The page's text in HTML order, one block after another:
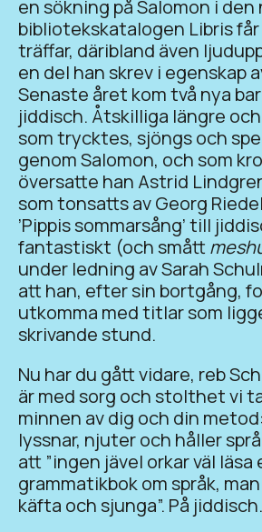
en sökning på Salomon i
bibliotekskatalogen Libris får
träffar, däribland även
en del han skrev i egenskap
Senaste året kom två nya
jiddisch. Åtskilliga längre
som trycktes, sjöngs och
genom Salomon, och som
översatte han Astrid
som tonsatts av Georg
’Pippis sommarsång’ till
fantastiskt (och smått
under ledning av Sarah
att han, efter sin bortgång,
utkomma med titlar som
skrivande stund.
Nu har du gått vidare, reb
är med sorg och stolthet vi
minnen av dig och din
lyssnar, njuter och håller
att ”ingen jävel orkar väl läsa
grammatikbok om språk,
käfta och sjunga”. På jiddisch.